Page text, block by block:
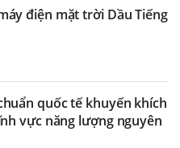
điện mặt trời Dầu Tiếng
quốc tế khuyến khích
vực năng lượng nguyên